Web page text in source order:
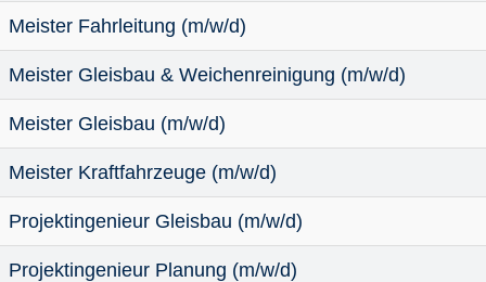
Meister Fahrleitung (m/w/d)
Meister Gleisbau & Weichenreinigung (m/w/d)
Meister Gleisbau (m/w/d)
Meister Kraftfahrzeuge (m/w/d)
Projektingenieur Gleisbau (m/w/d)
Projektingenieur Planung (m/w/d)